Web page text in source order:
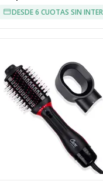
DESDE 6 CUOTAS SIN